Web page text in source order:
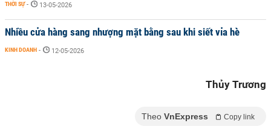
THỜI SỰ - 13-05-2026
Nhiều cửa hàng sang nhượng mặt bằng sau khi siết vỉa hè
KINH DOANH - 12-05-2026
Thủy Trương
Theo VnExpress Copy link